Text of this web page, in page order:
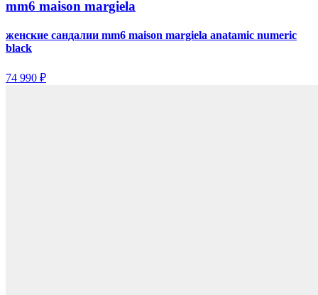
mm6 maison margiela
женские сандалии mm6 maison margiela anatamic numeric
black
74 990 ₽